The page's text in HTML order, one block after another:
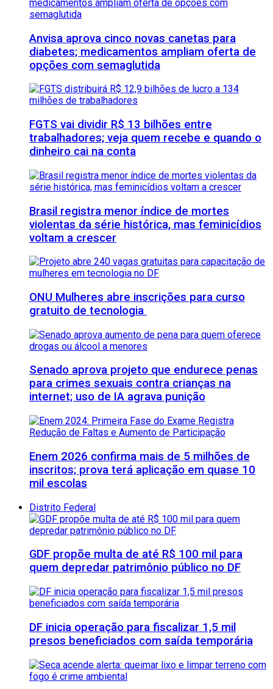
Anvisa aprova cinco novas canetas para
diabetes; medicamentos ampliam oferta de
opções com semaglutida
FGTS vai dividir R$ 13 bilhões entre
trabalhadores; veja quem recebe e quando o
dinheiro cai na conta
Brasil registra menor índice de mortes
violentas da série histórica, mas feminicídios
voltam a crescer
ONU Mulheres abre inscrições para curso
gratuito de tecnologia
Senado aprova projeto que endurece penas
para crimes sexuais contra crianças na
internet; uso de IA agrava punição
Enem 2026 confirma mais de 5 milhões de
inscritos; prova terá aplicação em quase 10
mil escolas
Distrito Federal
GDF propõe multa de até R$ 100 mil para
quem depredar patrimônio público no DF
DF inicia operação para fiscalizar 1,5 mil
presos beneficiados com saída temporária